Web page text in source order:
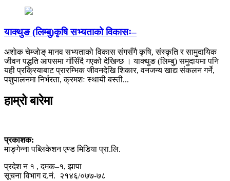
याक्थुङ (लिम्बु)कृषि सभ्यताको विकासः–
अशाेक चेम्जाेङ् मानव सभ्यताको विकास संगसँगै कृषि, संस्कृति र सामुदायिक
जीवन पद्धति आपसमा गाँसिँदै गएको देखिन्छ । याक्थुङ (लिम्बु) समुदायमा पनि
यही प्रक्रियाबाट प्रारम्भिक जीवनदेखि शिकार, वनजन्य खाद्य संकलन गर्ने,
पशुपालनमा निर्भरता, क्रमशः स्थायी बस्ती...
हाम्रो बारेमा
प्रकाशक:
माङ्गेन्ना पब्लिकेशन एण्ड मिडिया प्रा.लि.
प्रदेश न १ , दमक–१, झापा
सूचना विभाग द.नं. २१४६/०७७-७८